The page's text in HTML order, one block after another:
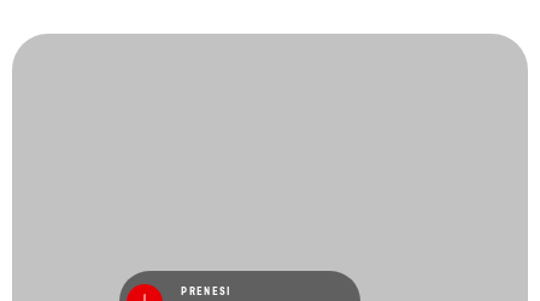
PRENESI